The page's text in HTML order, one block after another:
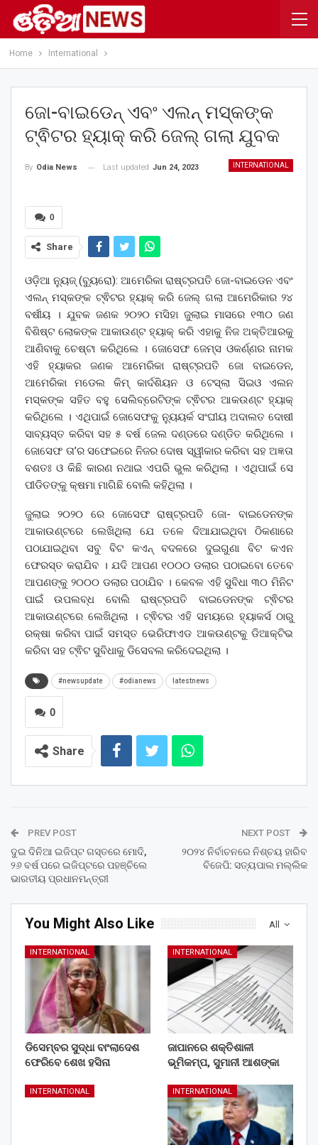
Home International
ଜୋ-ବାଇଡେନ୍‌ ଏବଂ ଏଲନ୍‌ ମସ୍କଙ୍କ
ଟ୍ଵିଟର ହ୍ୟାକ୍‌ କରି ଜେଲ୍‌ ଗଲା ଯୁବକ
INTERNATIONAL
By Odia News Last updated Jun 24, 2023
0
Share
ଓଡ଼ିଆ ନ୍ୟୁଜ୍ (ବ୍ୟୁରୋ): ଆମେରିକା ରାଷ୍ଟ୍ରପତି ଜୋ-ବାଇଡେନ ଏବଂ
ଏଲନ୍‌ ମସ୍କଙ୍କ ଟ୍ଵିଟର ହ୍ୟାକ୍‌ କରି ଜେଲ୍‌ ଗଲା ଆମେରିକାର ୨୪
ବର୍ଷୀୟ । ଯୁବକ ଜଣକ ୨୦୨୦ ମସିହା ଜୁଲାଇ ମାସରେ ୧୩୦ ଜଣ
ବିଶିଷ୍ଟ ଲୋକଙ୍କ ଆକାଉଣ୍ଟ ହ୍ୟାକ୍‌ କରି ଏହାକୁ ନିଜ ଅକ୍ତିଆରକୁ
ଆଣିବାକୁ ଚେଷ୍ଟା କରିଥିଲେ । ଜୋସେଫ ଜେମ୍ସ ଓକର୍ଣ୍ଣର ନାମକ
ଏହି ହ୍ୟାକର ଜଣକ ଆମେରିକା ରାଷ୍ଟ୍ରପତି ଜୋ ବାଇଡେନ,
ଆମେରିକା ମଡେଲ କିମ୍‌ କାର୍ଦଶିୟନ ଓ ଟେସ୍ଲା ସିଇଓ ଏଲନ
ମସ୍କଙ୍କ ସହିତ ବହୁ ସେଲିବ୍ରେଟିଙ୍କ ଟ୍ଵିଟର ଆକଉଣ୍ଟ ହ୍ୟାକ୍‌
କରିଥିଲେ । ଏଥିପାଇଁ ଜୋସେଫକୁ ନ୍ୟୁୟର୍କ ସଂଘୀୟ ଅଦାଲତ ଦୋଷୀ
ସାବ୍ୟସ୍ତ କରିବା ସହ ୫ ବର୍ଷ ଜେଲ ଦଣ୍ଡରେ ଦଣ୍ଡିତ କରିଥିଲେ ।
ଜୋସେଫ ତା’ର ସଫେଇରେ ନିଜର ଦୋଷ ସ୍ୱୀକାର କରିବା ସହ ଅଜ୍ଞତା
ବଶତଃ ଓ କିଛି କାରଣ ନଥାଇ ଏପରି ଭୁଲ କରିଥିଲା । ଏଥିପାଇଁ ସେ
ପୀଡିତଙ୍କୁ କ୍ଷମା ମାଗିଛି ବୋଲି କହିଥିଲା ।
ଜୁଲାଇ ୨୦୨୦ ରେ ଜୋସେଫ ରାଷ୍ଟ୍ରପତି ଜୋ- ବାଇଡେନଙ୍କ
ଆକାଉଣ୍ଟରେ ଲେଖିଥିଲା ଯେ ତଳେ ଦିଆଯାଇଥିବା ଠିକଣାରେ
ପଠାଯାଇଥିବା ସବୁ ବିଟ କଏନ୍‌ ବଦଳରେ ଦୁଇଗୁଣା ବିଟ କଏନ
ଫେରସ୍ତ କରାଯିବ । ଯଦି ଆପଣ ୧୦୦୦ ଡଲାର ପଠାଇବୋ ତେବେ
ଆପଣଙ୍କୁ ୨୦୦୦ ଡଲାର ପଠାଯିବ । କେବଳ ଏହି ସୁବିଧା ୩୦ ମିନିଟ
ପାଇଁ ଉପଲବ୍ଧ ବୋଲି ରାଷ୍ଟ୍ରପତି ବାଇଡେନଙ୍କ ଟ୍ଵିଟର
ଆକାଉଣ୍ଟରେ ଲେଖିଥିଲା । ଟ୍ଵିଟର ଏହି ସମୟରେ ହ୍ୟାକର୍ସ ଠାରୁ
ରକ୍ଷା କରିବା ପାଇଁ ସମସ୍ତ ଭେରିଫାଏଡ ଆକଉଣ୍ଟକୁ ଡିଆକ୍ଟିଭ
କରିବା ସହ ଟ୍ଵିଟ ସୁବିଧାକୁ ଡିସେବଲ କରିଦେଇଥିଲା ।
#newsupdate #odianews latestnews
0
Share
PREV POST
ଦୁଇ ଦିନିଆ ଇଜିପ୍ଟ ଗସ୍ତରେ ମୋଦି,
୨୬ ବର୍ଷ ପରେ ଇଜିପ୍ଟରେ ପହଞ୍ଚିଲେ
ଭାରତୀୟ ପ୍ରଧାନମନ୍ତ୍ରୀ
NEXT POST
୨୦୨୪ ନିର୍ବାଚନରେ ନିଶ୍ଚୟ ହାରିବ
ବିଜେପି: ସତ୍ୟପାଲ ମଲ୍ଲିକ
All
You Might Also Like
INTERNATIONAL
ଡିସେମ୍ବର ସୁଦ୍ଧା ବାଂଲାଦେଶ
ଫେରିବେ ଶେଖ ହସିନା
INTERNATIONAL
ଜାପାନରେ ଶକ୍ତିଶାଳୀ
ଭୂମିକମ୍ପ, ସୁମାନୀ ଆଶଙ୍କା
INTERNATIONAL INTERNATIONAL